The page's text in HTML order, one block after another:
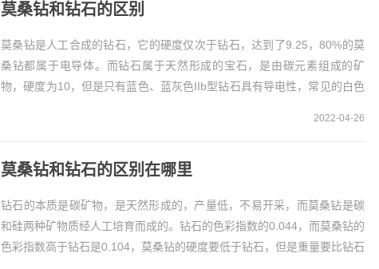
莫桑钻和钻石的区别
莫桑钻是人工合成的钻石，它的硬度仅次于钻石，达到了9.25，80%的莫
桑钻都属于电导体。而钻石属于天然形成的宝石，是由碳元素组成的矿
物，硬度为10，但是只有蓝色、蓝灰色IIb型钻石具有导电性，常见的白色
2022-04-26
莫桑钻和钻石的区别在哪里
钻石的本质是碳矿物，是天然形成的，产量低，不易开采，而莫桑钻是碳
和硅两种矿物质经人工培育而成的。钻石的色彩指数的0.044，而莫桑钻的
色彩指数高于钻石是0.104，莫桑钻的硬度要低于钻石，但是重量要比钻石